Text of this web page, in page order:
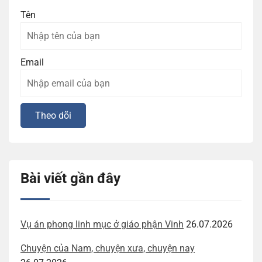
Tên
Email
Bài viết gần đây
Vụ án phong linh mục ở giáo phận Vinh 26.07.2026
Chuyện của Nam, chuyện xưa, chuyện nay